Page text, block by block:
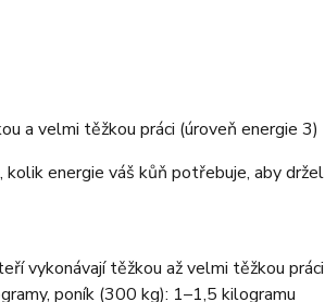
a velmi těžkou práci (úroveň energie 3)
energie váš kůň potřebuje, aby
vykonávají těžkou až velmi těžkou
poník (300 kg): 1–1,5 kilogramu